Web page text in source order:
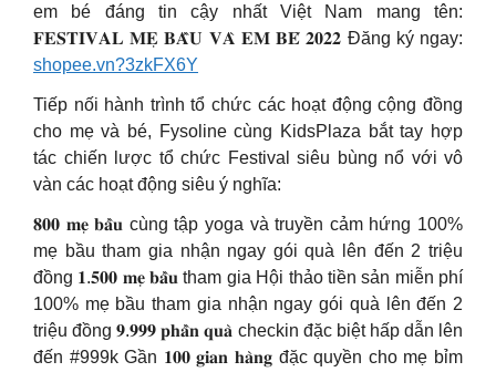
em bé đáng tin cậy nhất Việt Nam mang tên:
𝐅𝐄𝐒𝐓𝐈𝐕𝐀𝐋 𝐌𝐄̣ 𝐁𝐀̂̀𝐔 𝐕𝐀̀ 𝐄𝐌 𝐁𝐄́ 𝟐𝟎𝟐𝟐 Đăng ký ngay:
shopee.vn?3zkFX6Y
Tiếp nối hành trình tổ chức các hoạt động cộng đồng
cho mẹ và bé, Fysoline cùng KidsPlaza bắt tay hợp
tác chiến lược tổ chức Festival siêu bùng nổ với vô
vàn các hoạt động siêu ý nghĩa:
𝟖𝟎𝟎 𝐦𝐞̣ 𝐛𝐚̂̀𝐮 cùng tập yoga và truyền cảm hứng 100%
mẹ bầu tham gia nhận ngay gói quà lên đến 2 triệu
đồng 𝟏.𝟓𝟎𝟎 𝐦𝐞̣ 𝐛𝐚̂̀𝐮 tham gia Hội thảo tiền sản miễn phí
100% mẹ bầu tham gia nhận ngay gói quà lên đến 2
triệu đồng 𝟗.𝟗𝟗𝟗 𝐩𝐡𝐚̂̀𝐧 𝐪𝐮𝐚̀ checkin đặc biệt hấp dẫn lên
đến #999k Gần 𝟏𝟎𝟎 𝐠𝐢𝐚𝐧 𝐡𝐚̀𝐧𝐠 đặc quyền cho mẹ bỉm